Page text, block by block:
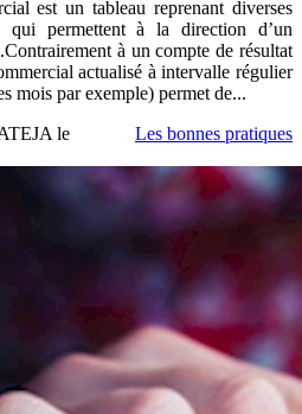
est un tableau reprenant diverses
qui permettent à la direction d’un
à un compte de résultat
actualisé à intervalle régulier
mois par exemple) permet de...
Les bonnes pratiques
le